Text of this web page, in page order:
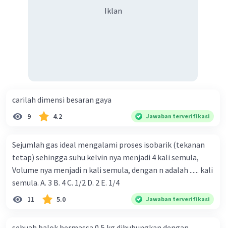
Iklan
carilah dimensi besaran gaya
9 4.2 Jawaban terverifikasi
Sejumlah gas ideal mengalami proses isobarik (tekanan
tetap) sehingga suhu kelvin nya menjadi 4 kali semula,
Volume nya menjadi n kali semula, dengan n adalah ...... kali
semula. A. 3 B. 4 C. 1/2 D. 2 E. 1/4
11 5.0 Jawaban terverifikasi